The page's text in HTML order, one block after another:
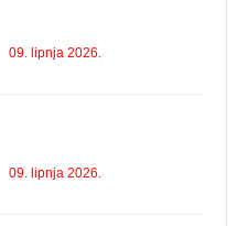
09. lipnja 2026.
09. lipnja 2026.